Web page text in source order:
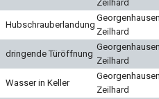
Zeilhard
Hubschrauberlandung
Zeilhard
dringende Türöffnung
Zeilhard
Wasser in Keller
Zeilhard